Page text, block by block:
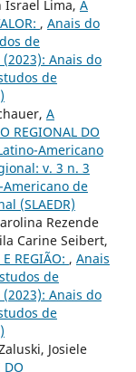
Israel Lima, A
, Anais do
de
Anais do
de
A
REGIONAL DO
Americano
v. 3 n. 3
de
(SLAEDR)
Rezende
Carine Seibert,
REGIÃO: , Anais
de
Anais do
de
Josiele
DO